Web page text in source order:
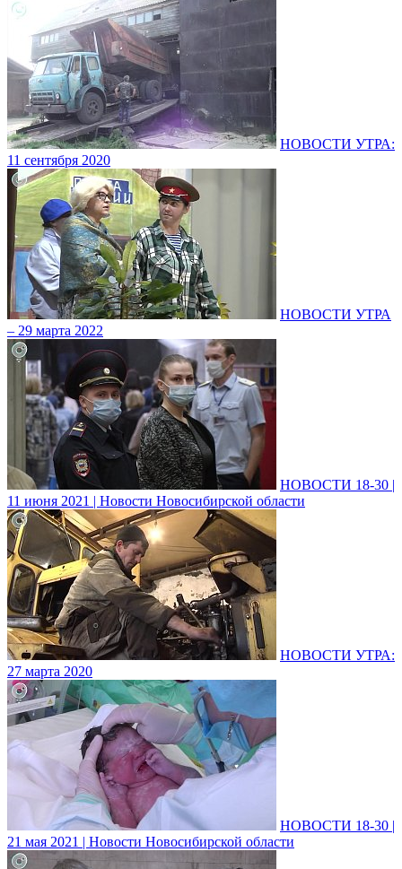
НОВОСТИ УТРА:
11 сентября 2020
НОВОСТИ УТРА
– 29 марта 2022
НОВОСТИ 18-30 |
11 июня 2021 | Новости Новосибирской области
НОВОСТИ УТРА:
27 марта 2020
НОВОСТИ 18-30 |
21 мая 2021 | Новости Новосибирской области